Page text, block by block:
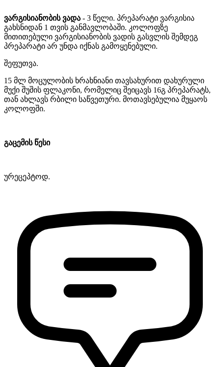
ვარგისიანობის ვადა - 3 წელი. პრეპარატი ვარგისია
გახსნიდან 1 თვის განმავლობაში. კოლოფზე
მითითებული ვარგისიანობის ვადის გასვლის შემდეგ
პრეპარატი არ უნდა იქნას გამოყენებული.
შეფუთვა.
15 მლ მოცულობის ხრახნიანი თავსახურით დახურული
მუქი შუშის ფლაკონი, რომელიც შეიცავს 16გ პრეპარატს,
თან ახლავს რბილი საწვეთური. მოთავსებულია მუყაოს
კოლოფში.
გაცემის წესი
ურეცეპტოდ.